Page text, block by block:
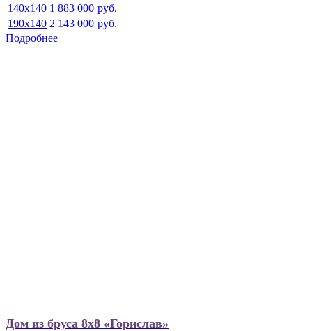
140x140 1 883 000 руб.
190x140 2 143 000 руб.
Подробнее
Дом из бруса 8х8 «Горислав»